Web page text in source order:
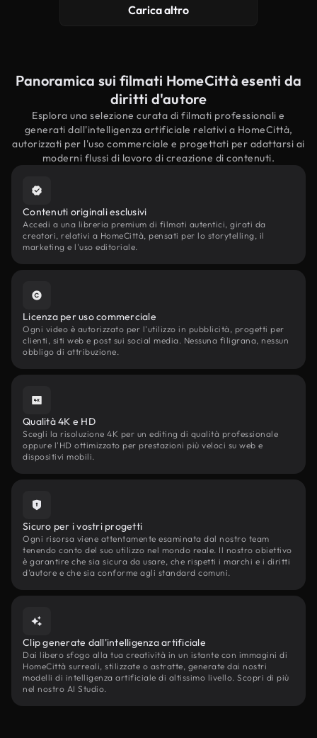
Carica altro
Panoramica sui filmati HomeCittà esenti da
diritti d'autore
Esplora una selezione curata di filmati professionali e
generati dall'intelligenza artificiale relativi a HomeCittà,
autorizzati per l'uso commerciale e progettati per adattarsi ai
moderni flussi di lavoro di creazione di contenuti.
Contenuti originali esclusivi
Accedi a una libreria premium di filmati autentici, girati da
creatori, relativi a HomeCittà, pensati per lo storytelling, il
marketing e l'uso editoriale.
Licenza per uso commerciale
Ogni video è autorizzato per l'utilizzo in pubblicità, progetti per
clienti, siti web e post sui social media. Nessuna filigrana, nessun
obbligo di attribuzione.
Qualità 4K e HD
Scegli la risoluzione 4K per un editing di qualità professionale
oppure l'HD ottimizzato per prestazioni più veloci su web e
dispositivi mobili.
Sicuro per i vostri progetti
Ogni risorsa viene attentamente esaminata dal nostro team
tenendo conto del suo utilizzo nel mondo reale. Il nostro obiettivo
è garantire che sia sicura da usare, che rispetti i marchi e i diritti
d'autore e che sia conforme agli standard comuni.
Clip generate dall'intelligenza artificiale
Dai libero sfogo alla tua creatività in un istante con immagini di
HomeCittà surreali, stilizzate o astratte, generate dai nostri
modelli di intelligenza artificiale di altissimo livello. Scopri di più
nel nostro AI Studio.